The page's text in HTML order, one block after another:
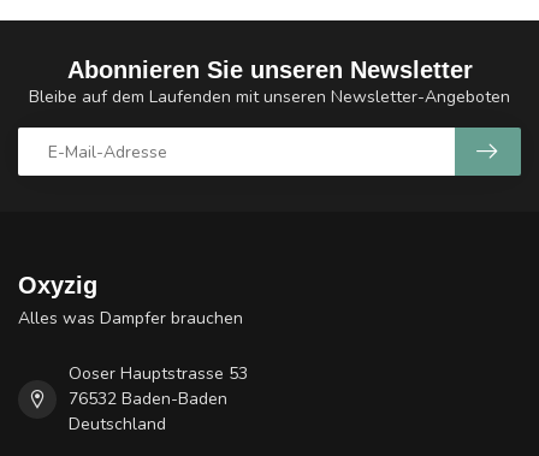
Abonnieren Sie unseren Newsletter
Bleibe auf dem Laufenden mit unseren Newsletter-Angeboten
Oxyzig
Alles was Dampfer brauchen
Ooser Hauptstrasse 53
76532 Baden-Baden
Deutschland